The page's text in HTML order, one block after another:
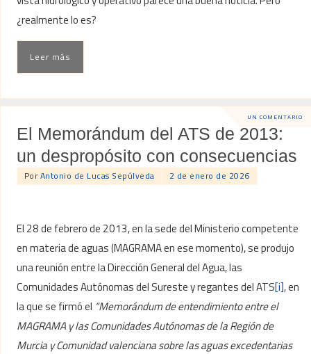
¿realmente lo es?
Leer más
UN COMENTARIO
El Memorándum del ATS de 2013:
un despropósito con consecuencias
PorAntonio de Lucas Sepúlveda 2 de enero de 2026
El 28 de febrero de 2013, en la sede del Ministerio competente
en materia de aguas (MAGRAMA en ese momento), se produjo
una reunión entre la Dirección General del Agua, las
Comunidades Autónomas del Sureste y regantes del ATS[i], en
la que se firmó el “Memorándum de entendimiento entre el
MAGRAMA y las Comunidades Autónomas de la Región de
Murcia y Comunidad valenciana sobre las aguas excedentarias